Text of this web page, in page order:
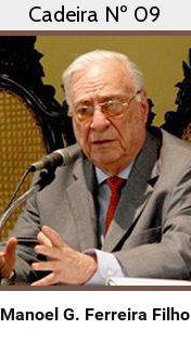
Cadeira Nº 09
Manoel G. Ferreira Filho